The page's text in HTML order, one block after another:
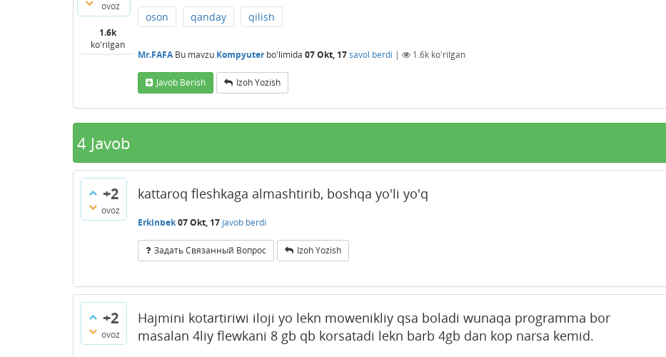
ovoz
1.6k
ko'rilgan
oson qanday qilish
Mr.FAFA Bu mavzu Kompyuterbo'limida 07 Okt, 17savol berdi | 1.6k ko'rilgan
Javob Berish Izoh Yozish
4 Javob
+2
ovoz
kattaroq fleshkaga almashtirib, boshqa yo'li yo'q
Erkinbek07 Okt, 17 javob berdi
Задать Связанный Вопрос Izoh Yozish
+2
ovoz
Hajmini kotartiriwi iloji yo lekn mowenikliy qsa boladi wunaqa programma bor
masalan 4liy flewkani 8 gb qb korsatadi lekn barb 4gb dan kop narsa kemid.